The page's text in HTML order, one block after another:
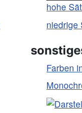
hohe
niedrige
Farben